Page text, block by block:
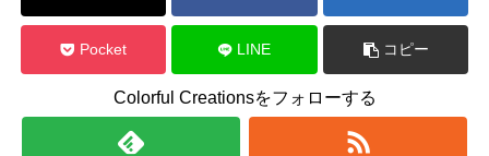
Pocket LINE コピー
Colorful Creationsをフォローする